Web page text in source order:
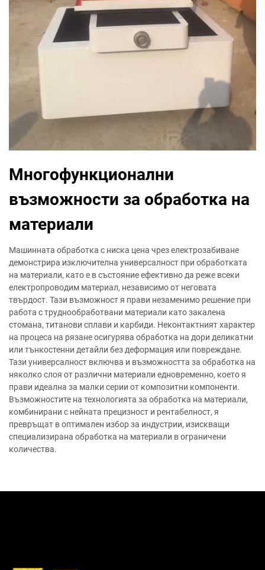
Многофункционални
възможности за обработка на
материали
Машинната обработка с ниска цена чрез електрозабиване
демонстрира изключителна универсалност при обработката
на материали, като е в състояние ефективно да реже всеки
електропроводим материал, независимо от неговата
твърдост. Тази възможност я прави незаменимо решение при
работа с труднообработвани материали като закалена
стомана, титанови сплави и карбиди. Неконтактният характер
на процеса на рязане осигурява обработка на дори деликатни
или тънкостенни детайли без деформация или повреждане.
Тази универсалност включва и възможността за обработка на
няколко слоя от различни материали едновременно, което я
прави идеална за малки серии от композитни компоненти.
Възможностите на технологията за обработка на материали,
комбинирани с нейната прецизност и рентабелност, я
превръщат в оптимален избор за индустрии, изискващи
специализирана обработка на материали в ограничени
количества.